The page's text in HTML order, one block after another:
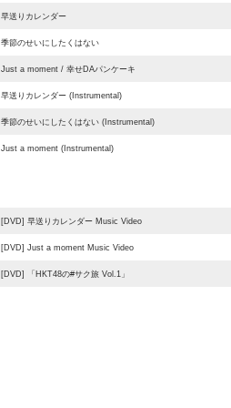
早送りカレンダー
季節のせいにしたくはない
Just a moment / 幸せDAパンケーキ
早送りカレンダー (Instrumental)
季節のせいにしたくはない (Instrumental)
Just a moment (Instrumental)
[DVD] 早送りカレンダー Music Video
[DVD] Just a moment Music Video
[DVD] 「HKT48の#サク旅 Vol.1」